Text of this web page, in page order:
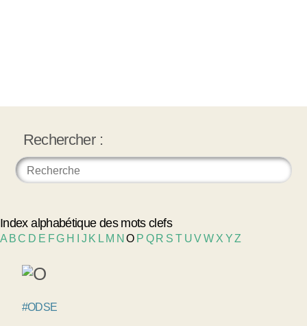
Rechercher :
Index alphabétique des mots clefs
A BC D E FG H J K L M NO P Q R S T UVW X YZ
#ODSE